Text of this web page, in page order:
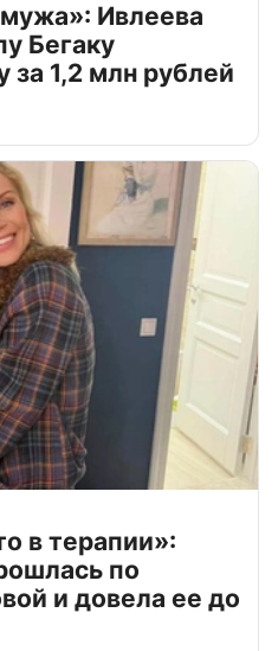
Ивлеева
Бегаку
1,2 млн рублей
в терапии»:
по
и довела ее до